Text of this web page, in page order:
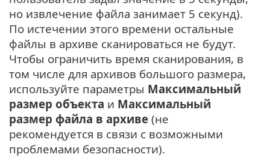
но извлечение файла занимает 5 секунд).
По истечении этого времени остальные
файлы в архиве сканироваться не будут.
Чтобы ограничить время сканирования, в
том числе для архивов большого размера,
используйте параметры Максимальный
размер объекта и Максимальный
размер файла в архиве (не
рекомендуется в связи с возможными
проблемами безопасности).